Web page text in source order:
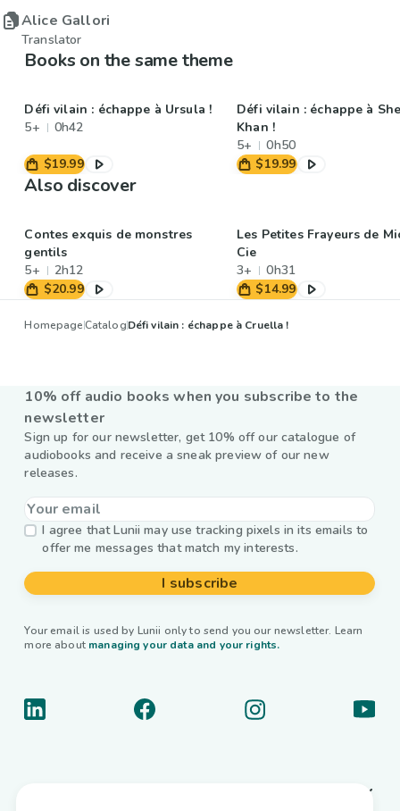
Alice Gallori
Translator
Books on the same theme
Défi vilain : échappe à Ursula !
5+
0h42
$19.99
Défi vilain : échappe à
Khan !
5+
0h50
$19.99
Also discover
Contes exquis de monstres
gentils
5+
2h12
$20.99
Les Petites Frayeurs de
Cie
3+
0h31
$14.99
HomepageCatalogDéfi vilain : échappe à Cruella !
10% off audio books when you subscribe to the
newsletter
Sign up for our newsletter, get 10% off our catalogue of
audiobooks and receive a sneak preview of our new
releases.
I agree that Lunii may use tracking pixels in its emails to
offer me messages that match my interests.
I subscribe
Your email is used by Lunii only to send you our newsletter. Learn
more about managing your data and your rights.